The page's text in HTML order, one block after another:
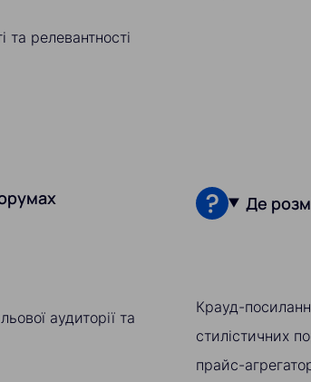
та релевантності
аудиторії та
Де
Крауд-
стилістичних
прайс-